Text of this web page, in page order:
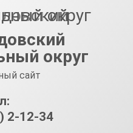
округ
сайт
2-12-34